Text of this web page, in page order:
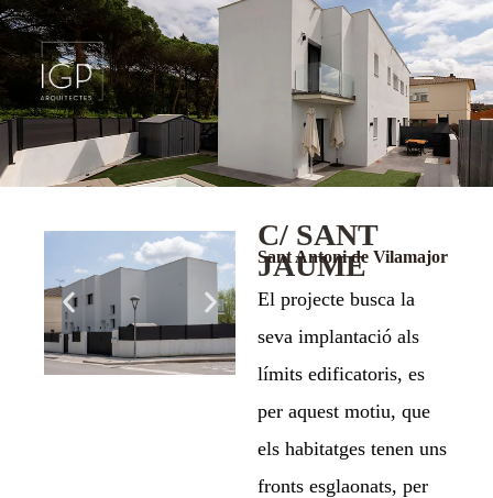
C/ SANT
JAUME
Sant Antoni de Vilamajor
El projecte busca la
seva implantació als
límits edificatoris, es
per aquest motiu, que
els habitatges tenen uns
fronts esglaonats, per